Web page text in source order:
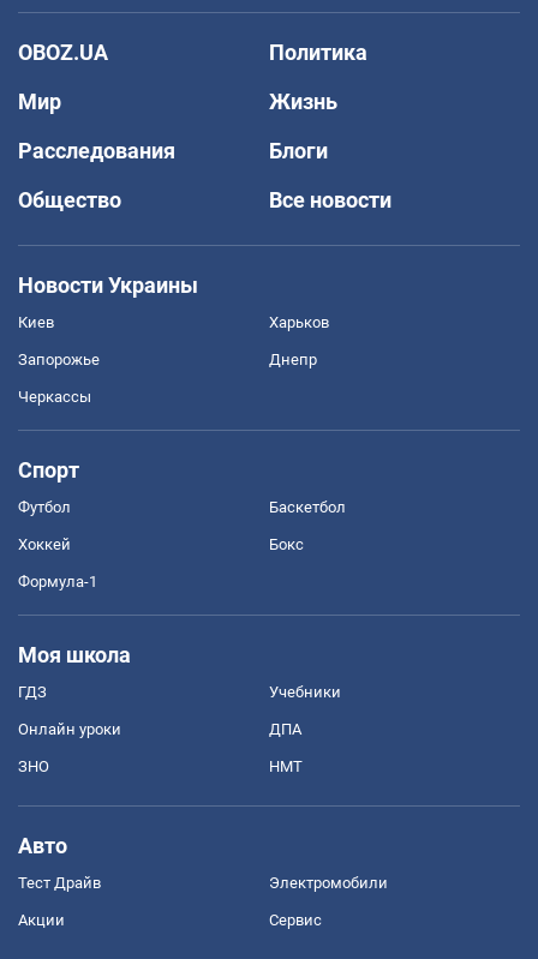
OBOZ.UA
Политика
Мир
Жизнь
Расследования
Блоги
Общество
Все новости
Новости Украины
Киев Харьков
Запорожье Днепр
Черкассы
Спорт
Футбол Баскетбол
Хоккей Бокс
Формула-1
Моя школа
ГДЗ Учебники
Онлайн уроки ДПА
ЗНО НМТ
Авто
Тест Драйв Электромобили
Акции Сервис